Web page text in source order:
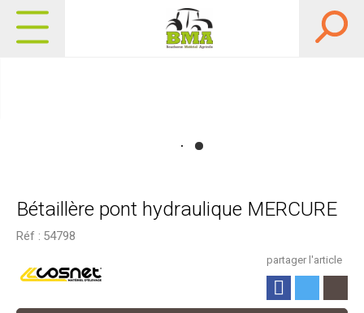
Bétaillère pont hydraulique MERCURE
Réf : 54798
partager l'article